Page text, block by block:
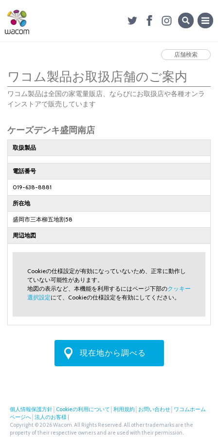
店舗検索
ワコム製品お取扱店舗のご案内
ワコム製品は全国の家電量販店、ならびにお取扱店や各種オンラ
インストアで販売しています
ケーズデンキ盛岡南店
取扱製品
電話番号
019-638-8881
所在地
盛岡市三本柳五地割58
周辺地図
Cookieの仕様設定が有効になっていないため、正常に動作し
ていない可能性があります。
地図の表示など、本機能を利用するにはページ下部のクッキー
選択設定にて、Cookieの仕様設定を有効にしてください。
現在地から調べる
個人情報保護方針 Cookieの利用について 利用規約 お問い合わせ ワコムホーム
ページへ 法人のお客様
Copyright © 2026 Wacom. All Rights Reserved. All other trademarks are the
property of their respective owners and are used with their permission.